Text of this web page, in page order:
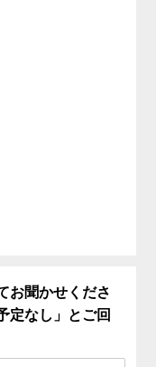
お聞かせくださ
定なし」とご回